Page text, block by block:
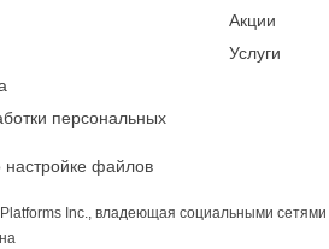
персональных
настройке файлов
Акции
Услуги
Inc., владеющая социальными